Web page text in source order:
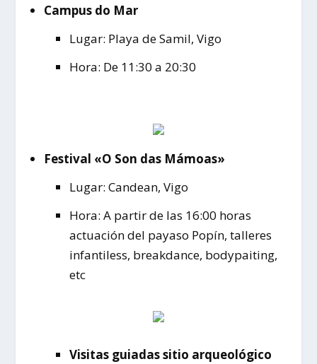
Campus do Mar
Lugar: Playa de Samil, Vigo
Hora: De 11:30 a 20:30
Festival «O Son das Mámoas»
Lugar: Candean, Vigo
Hora: A partir de las 16:00 horas
actuación del payaso Popín, talleres
infantiless, breakdance, bodypaiting,
etc
Visitas guiadas sitio arqueológico